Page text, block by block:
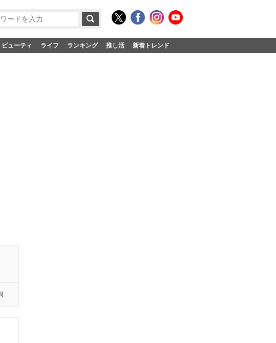
ビューティ ライフ ランキング 推し活 新着トレンド